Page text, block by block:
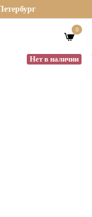
0
Нет в наличии